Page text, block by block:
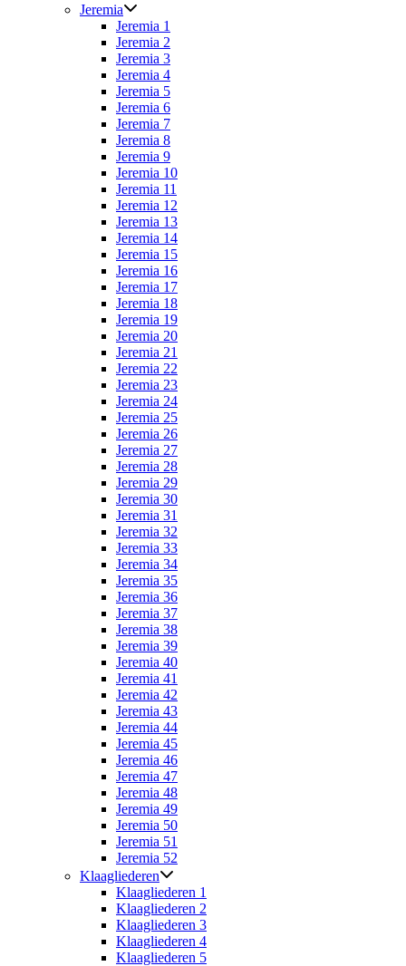
Jeremia
Jeremia 1
Jeremia 2
Jeremia 3
Jeremia 4
Jeremia 5
Jeremia 6
Jeremia 7
Jeremia 8
Jeremia 9
Jeremia 10
Jeremia 11
Jeremia 12
Jeremia 13
Jeremia 14
Jeremia 15
Jeremia 16
Jeremia 17
Jeremia 18
Jeremia 19
Jeremia 20
Jeremia 21
Jeremia 22
Jeremia 23
Jeremia 24
Jeremia 25
Jeremia 26
Jeremia 27
Jeremia 28
Jeremia 29
Jeremia 30
Jeremia 31
Jeremia 32
Jeremia 33
Jeremia 34
Jeremia 35
Jeremia 36
Jeremia 37
Jeremia 38
Jeremia 39
Jeremia 40
Jeremia 41
Jeremia 42
Jeremia 43
Jeremia 44
Jeremia 45
Jeremia 46
Jeremia 47
Jeremia 48
Jeremia 49
Jeremia 50
Jeremia 51
Jeremia 52
Klaagliederen
Klaagliederen 1
Klaagliederen 2
Klaagliederen 3
Klaagliederen 4
Klaagliederen 5